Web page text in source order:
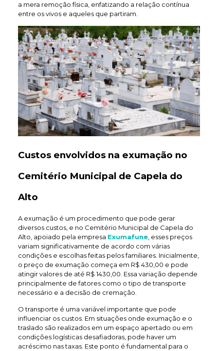
a mera remoção física, enfatizando a relação contínua
entre os vivos e aqueles que partiram.
Custos envolvidos na exumação no
Cemitério Municipal de Capela do
Alto
A exumação é um procedimento que pode gerar
diversos custos, e no Cemitério Municipal de Capela do
Alto, apoiado pela empresa Exumafune, esses preços
variam significativamente de acordo com várias
condições e escolhas feitas pelos familiares. Inicialmente,
o preço de exumação começa em R$ 430,00 e pode
atingir valores de até R$ 1430,00. Essa variação depende
principalmente de fatores como o tipo de transporte
necessário e a decisão de cremação.
O transporte é uma variável importante que pode
influenciar os custos. Em situações onde exumação e o
traslado são realizados em um espaço apertado ou em
condições logísticas desafiadoras, pode haver um
acréscimo nas taxas. Este ponto é fundamental para o